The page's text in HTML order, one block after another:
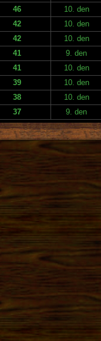
46
10. den
42
10. den
42
10. den
41
9. den
41
10. den
39
10. den
38
10. den
37 9. den